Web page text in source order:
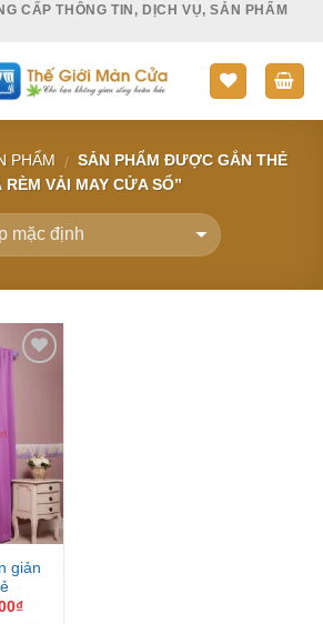
CẤP THÔNG TIN, DỊCH VỤ, SẢN PHẨM
PHẨM / SẢN PHẨM ĐƯỢC GẮN THẺ
RÈM VẢI MAY CỬA SỔ”
Wishlist
giản
₫Giá